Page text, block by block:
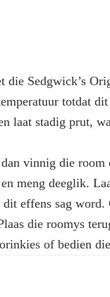
die Sedgwick’s
totdat
laat stadig prut,
vinnig die
meng deeglik.
effens sag
die roomys
of bedien